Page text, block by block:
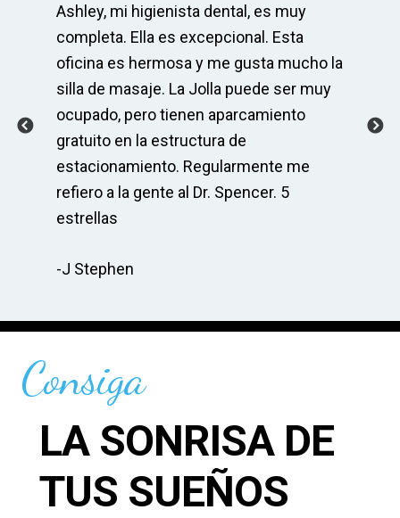
Ashley, mi higienista dental, es muy
completa. Ella es excepcional. Esta
oficina es hermosa y me gusta mucho la
silla de masaje. La Jolla puede ser muy
ocupado, pero tienen aparcamiento
gratuito en la estructura de
estacionamiento. Regularmente me
refiero a la gente al Dr. Spencer. 5
estrellas
-J Stephen
Consiga
LA SONRISA DE
TUS SUEÑOS